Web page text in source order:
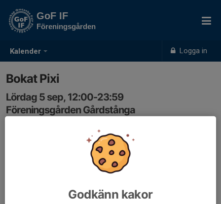
Kalender Logga in
GoF IF
Föreningsgården
Bokat Pixi
Lördag 5 sep, 12:00-23:59
Föreningsgården Gårdstånga
Godkänn kakor